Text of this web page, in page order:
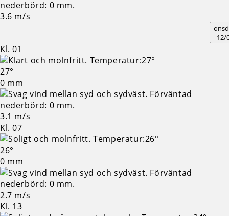
3.6 m/s
12/
Kl. 01
27°
0 mm
3.1 m/s
Kl. 07
26°
0 mm
2.7 m/s
Kl. 13